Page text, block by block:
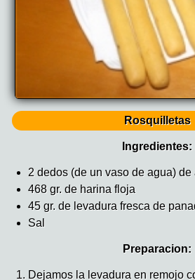
Rosquilletas
Ingredientes:
2 dedos (de un vaso de agua)
468 gr. de harina floja
45 gr. de levadura fresca de
Sal
Preparacion:
Dejamos la levadura en remojo